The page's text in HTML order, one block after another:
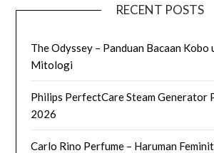
RECENT POSTS
The Odyssey – Panduan Bacaan Kobo
Mitologi
Philips PerfectCare Steam Generator
2026
Carlo Rino Perfume – Haruman